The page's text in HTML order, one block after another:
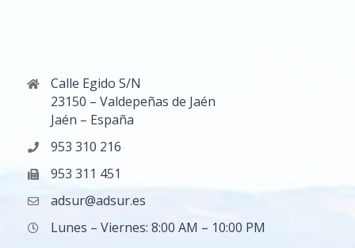
Calle Egido S/N
23150 – Valdepeñas de Jaén
Jaén – España
953 310 216
953 311 451
adsur@adsur.es
Lunes – Viernes: 8:00 AM – 10:00 PM